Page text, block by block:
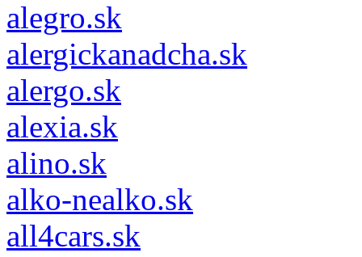
alegro.sk
alergickanadcha.sk
alergo.sk
alexia.sk
alino.sk
alko-nealko.sk
all4cars.sk